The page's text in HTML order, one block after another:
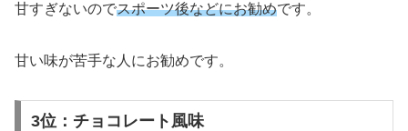
甘すぎないのでスポーツ後などにお勧めです。
甘い味が苦手な人にお勧めです。
3位：チョコレート風味